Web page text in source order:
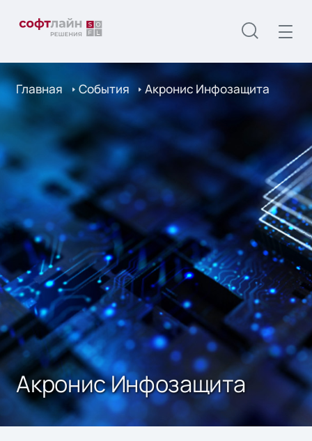
Главная События Акронис Инфозащита
Акронис Инфозащита